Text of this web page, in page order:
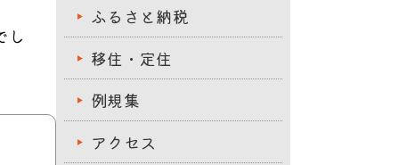
し
ふるさと納税
移住・定住
例規集
アクセス